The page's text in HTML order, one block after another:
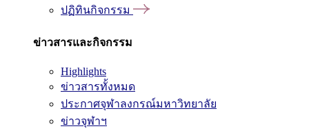
ปฏิทินกิจกรรม
ข่าวสารและกิจกรรม
Highlights
ข่าวสารทั้งหมด
ประกาศจุฬาลงกรณ์มหาวิทยาลัย
ข่าวจุฬาฯ